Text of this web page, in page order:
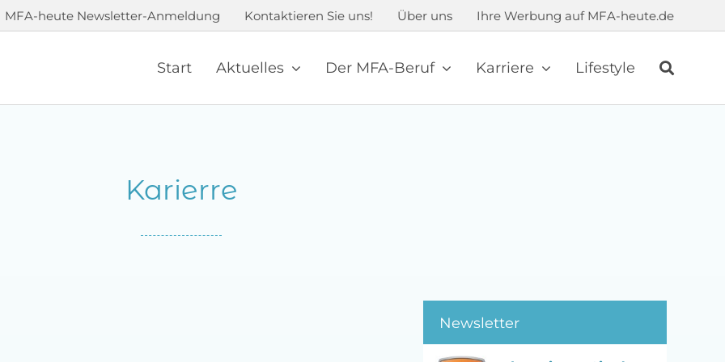
MFA-heute Newsletter-Anmeldung Kontaktieren Sie uns! Über uns Ihre Werbung auf MFA-heute.de
Start Aktuelles Der MFA-Beruf Karriere Lifestyle
Karierre
Newsletter